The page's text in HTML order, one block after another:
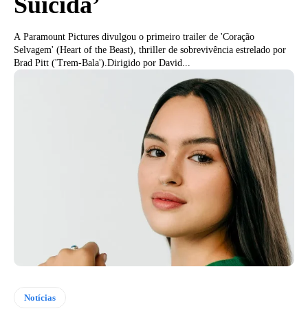
A Paramount Pictures divulgou o primeiro trailer de 'Coração
Selvagem' (Heart of the Beast), thriller de sobrevivência estrelado por
Brad Pitt ('Trem-Bala').Dirigido por David...
Notícias